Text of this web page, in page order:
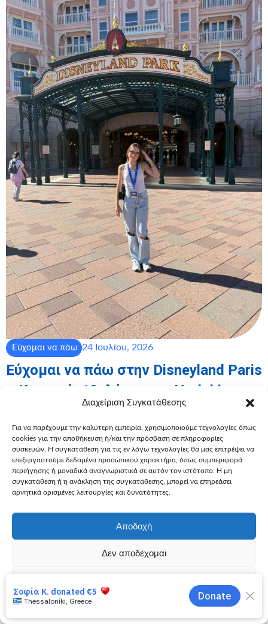
Διαχείριση Συγκατάθεσης
Για να παρέχουμε την καλύτερη εμπειρία, χρησιμοποιούμε τεχνολογίες όπως
cookies για την αποθήκευση ή/και την πρόσβαση σε πληροφορίες
συσκευών. Η συγκατάθεση για τις εν λόγω τεχνολογίες θα μας επιτρέψει να
επεξεργαστούμε δεδομένα προσωπικού χαρακτήρα, όπως συμπεριφορά
περιήγησης ή μοναδικά αναγνωριστικά σε αυτόν τον ιστότοπο. Η μη
συγκατάθεση ή η ανάκληση της συγκατάθεσης, μπορεί να επηρεάσει
αρνητικά ορισμένες λειτουργίες και δυνατότητες.
Αποδοχή
Δεν αποδέχομαι
Πολιτική Απορρήτου
Εύχομαι να πάω 24 Ιουλίου, 2026
Εύχομαι να πάω στην Disneyland Paris
– Κυριακή, 13, λέμφωμα Hodgkin
Η Κυριακή έζησε στιγμές που θα θυμάται για πάντα στην
αγαπημένους της ήρωες και απόλαυσε τα παιχνίδια. Ένα
ταξίδι γεμάτο χαμόγελα, συγκίνηση και πολύτιμες
αναμνήσεις που θα τη συνοδεύουν για μια ζωή
Περισσότερα